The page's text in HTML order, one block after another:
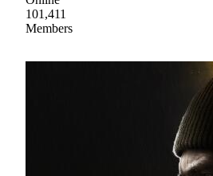
101,411
Members